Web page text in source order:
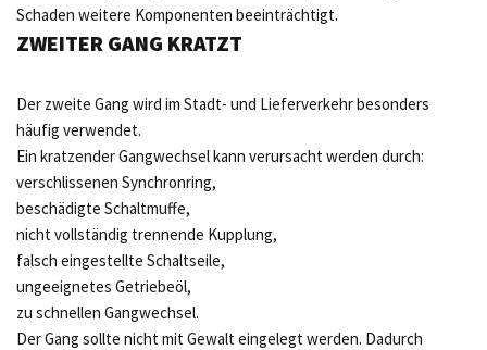
Schaden weitere Komponenten beeinträchtigt.
ZWEITER GANG KRATZT
Der zweite Gang wird im Stadt- und Lieferverkehr besonders
häufig verwendet.
Ein kratzender Gangwechsel kann verursacht werden durch:
verschlissenen Synchronring,
beschädigte Schaltmuffe,
nicht vollständig trennende Kupplung,
falsch eingestellte Schaltseile,
ungeeignetes Getriebeöl,
zu schnellen Gangwechsel.
Der Gang sollte nicht mit Gewalt eingelegt werden. Dadurch